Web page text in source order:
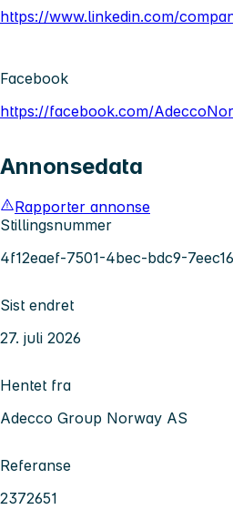
https://www.linkedin.com/
Facebook
https://facebook.com/
Annonsedata
Rapporter annonse
Stillingsnummer
4f12eaef-7501-4bec-bdc9-
Sist endret
27. juli 2026
Hentet fra
Adecco Group Norway AS
Referanse
2372651